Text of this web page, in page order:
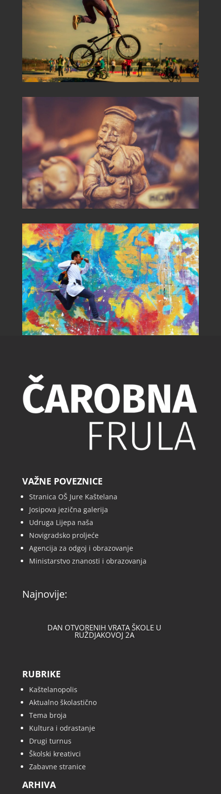
VAŽNE POVEZNICE
Stranica OŠ Jure Kaštelana
Josipova jezična galerija
Udruga Lijepa naša
Novigradsko proljeće
Agencija za odgoj i obrazovanje
Ministarstvo znanosti i obrazovanja
Najnovije:
DAN OTVORENIH VRATA ŠKOLE U
RUŽDJAKOVOJ 2A
RUBRIKE
Kaštelanopolis
Aktualno školastično
Tema broja
Kultura i odrastanje
Drugi turnus
Školski kreativci
Zabavne stranice
ARHIVA